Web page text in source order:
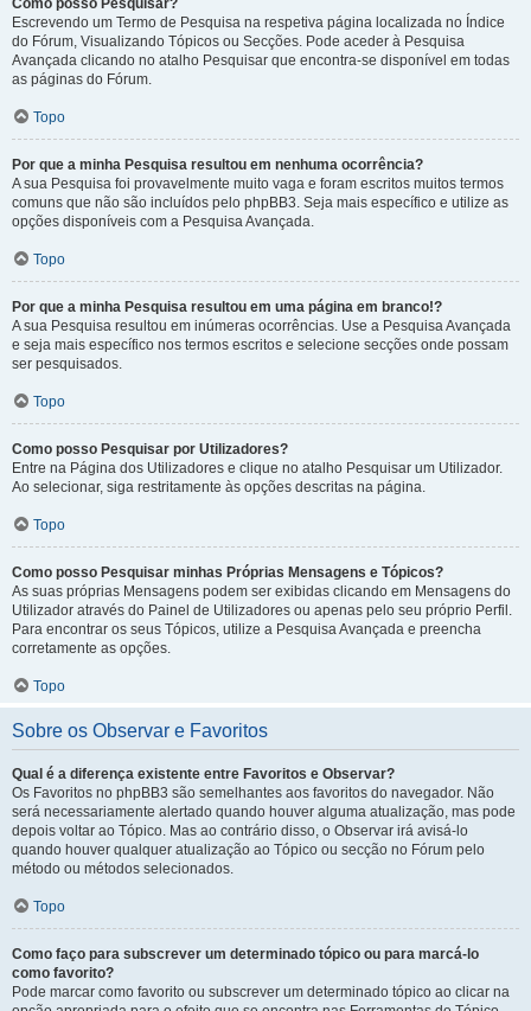
Como posso Pesquisar?
Escrevendo um Termo de Pesquisa na respetiva página localizada no Índice
do Fórum, Visualizando Tópicos ou Secções. Pode aceder à Pesquisa
Avançada clicando no atalho Pesquisar que encontra-se disponível em todas
as páginas do Fórum.
Topo
Por que a minha Pesquisa resultou em nenhuma ocorrência?
A sua Pesquisa foi provavelmente muito vaga e foram escritos muitos termos
comuns que não são incluídos pelo phpBB3. Seja mais específico e utilize as
opções disponíveis com a Pesquisa Avançada.
Topo
Por que a minha Pesquisa resultou em uma página em branco!?
A sua Pesquisa resultou em inúmeras ocorrências. Use a Pesquisa Avançada
e seja mais específico nos termos escritos e selecione secções onde possam
ser pesquisados.
Topo
Como posso Pesquisar por Utilizadores?
Entre na Página dos Utilizadores e clique no atalho Pesquisar um Utilizador.
Ao selecionar, siga restritamente às opções descritas na página.
Topo
Como posso Pesquisar minhas Próprias Mensagens e Tópicos?
As suas próprias Mensagens podem ser exibidas clicando em Mensagens do
Utilizador através do Painel de Utilizadores ou apenas pelo seu próprio Perfil.
Para encontrar os seus Tópicos, utilize a Pesquisa Avançada e preencha
corretamente as opções.
Topo
Sobre os Observar e Favoritos
Qual é a diferença existente entre Favoritos e Observar?
Os Favoritos no phpBB3 são semelhantes aos favoritos do navegador. Não
será necessariamente alertado quando houver alguma atualização, mas pode
depois voltar ao Tópico. Mas ao contrário disso, o Observar irá avisá-lo
quando houver qualquer atualização ao Tópico ou secção no Fórum pelo
método ou métodos selecionados.
Topo
Como faço para subscrever um determinado tópico ou para marcá-lo
como favorito?
Pode marcar como favorito ou subscrever um determinado tópico ao clicar na